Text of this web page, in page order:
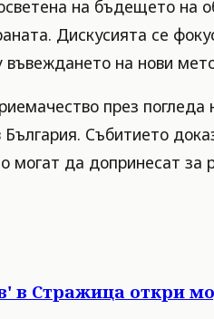
на бъдещето на
Дискусията се
въвеждането на нови
през
Събитието
могат да допринесат за
в Стражица откри